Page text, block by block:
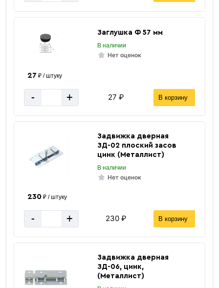
Заглушка Ф 57 мм
В наличии
Нет оценок
27 ₽ / штуку
- + 27 ₽ В корзину
Задвижка дверная
ЗД-02 плоский засов
цинк (Металлист)
В наличии
Нет оценок
230₽ / штуку
- + 230 ₽ В корзину
Задвижка дверная
ЗД-06, цинк,
(Металлист)